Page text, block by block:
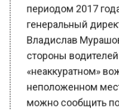
Владислав
стороны
«неаккуратном»
неположенном
можно сообщить
каждому